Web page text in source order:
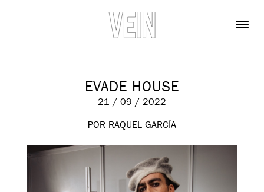
EVADE HOUSE
21 / 09 / 2022
POR RAQUEL GARCÍA